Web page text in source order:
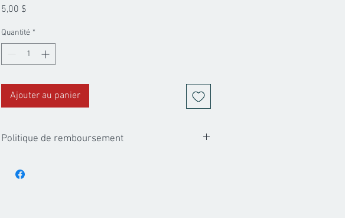
5,00 $
Quantité *
Ajouter au panier
Politique de remboursement
partir du moment ou les fichiers numeriques vous ont ete